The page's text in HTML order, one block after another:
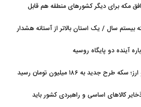
مکه برای دیگر کشورهای منطقه هم قابل
بیستم سال / یک استان بالاتر از آستانه هشدار
آینده دو پایگاه روسیه
جدید به ۱۸۶ میلیون تومان رسید
کالاهای اساسی و راهبردی کشور باید